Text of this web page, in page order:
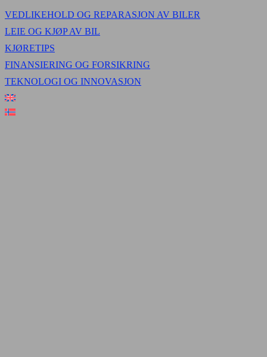
VEDLIKEHOLD OG REPARASJON AV BILER
LEIE OG KJØP AV BIL
KJØRETIPS
FINANSIERING OG FORSIKRING
TEKNOLOGI OG INNOVASJON